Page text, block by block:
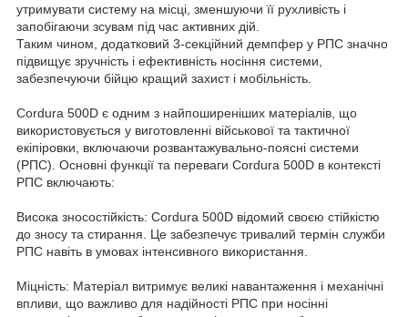
утримувати систему на місці, зменшуючи її рухливість і
запобігаючи зсувам під час активних дій.
Таким чином, додатковий 3-секційний демпфер у РПС значно
підвищує зручність і ефективність носіння системи,
забезпечуючи бійцю кращий захист і мобільність.
Cordura 500D є одним з найпоширеніших матеріалів, що
використовується у виготовленні військової та тактичної
екіпіровки, включаючи розвантажувально-поясні системи
(РПС). Основні функції та переваги Cordura 500D в контексті
РПС включають:
Висока зносостійкість: Cordura 500D відомий своєю стійкістю
до зносу та стирання. Це забезпечує тривалий термін служби
РПС навіть в умовах інтенсивного використання.
Міцність: Матеріал витримує великі навантаження і механічні
впливи, що важливо для надійності РПС при носінні